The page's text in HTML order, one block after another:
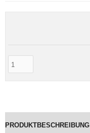
PRODUKTBESCHREIBUNG